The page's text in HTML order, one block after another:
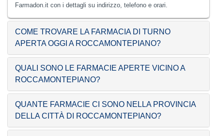
Farmadon.it con i dettagli su indirizzo, telefono e orari.
COME TROVARE LA FARMACIA DI TURNO
APERTA OGGI A ROCCAMONTEPIANO?
QUALI SONO LE FARMACIE APERTE VICINO A
ROCCAMONTEPIANO?
QUANTE FARMACIE CI SONO NELLA PROVINCIA
DELLA CITTÀ DI ROCCAMONTEPIANO?